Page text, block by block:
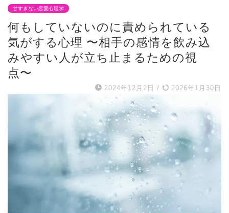
甘すぎない恋愛心理学
何もしていないのに責められている
気がする心理 〜相手の感情を飲み込
みやすい人が立ち止まるための視
点〜
2024年12月2日 / 2026年1月30日